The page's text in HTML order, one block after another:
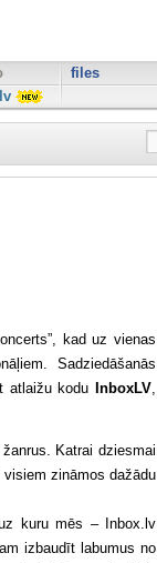
files
kad uz vienas
Sadziedāšanās
atlaižu kodu
InboxLV,
Katrai dziesmai
zināmos dažādu
kuru mēs – Inbox.lv
izbaudīt labumus no